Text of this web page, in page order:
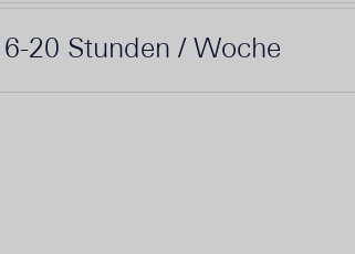
20 Stunden / Woche